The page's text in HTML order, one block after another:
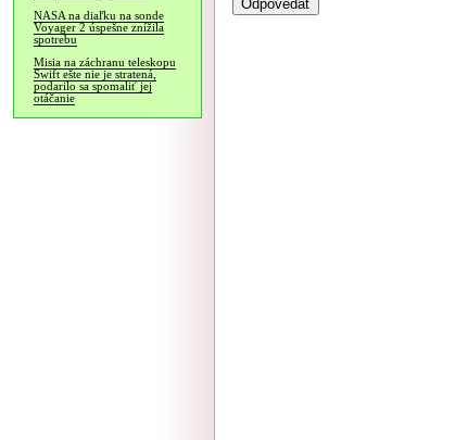
NASA na diaľku na sonde
Voyager 2 úspešne znížila
spotrebu
Misia na záchranu teleskopu
Swift ešte nie je stratená,
podarilo sa spomaliť jej
otáčanie